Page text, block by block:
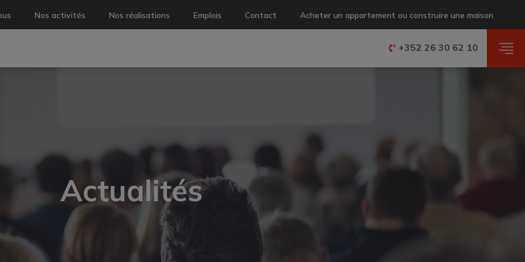
Nos activités Nos réalisations Emplois Contact Acheter un appartement ou construire une maison
+352 26 30 62 10
Actualités